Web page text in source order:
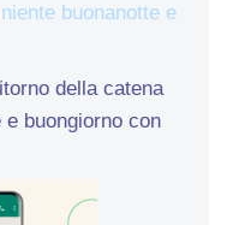
buonanotte e
della catena
e buongiorno con